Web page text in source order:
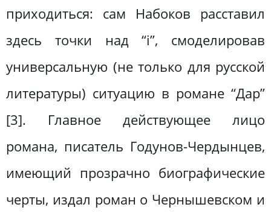
приходиться: сам Набоков расставил
здесь точки над “і”, смоделировав
универсальную (не только для русской
литературы) ситуацию в романе “Дар”
[3]. Главное действующее лицо
романа, писатель Годунов-Чердынцев,
имеющий прозрачно биографические
черты, издал роман о Чернышевском и